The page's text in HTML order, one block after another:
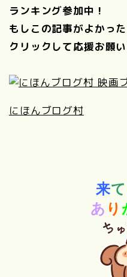
ランキング参加中！
もしこの記事がよかっ
クリックして応援お願い
にほんブログ村
来て
あ り